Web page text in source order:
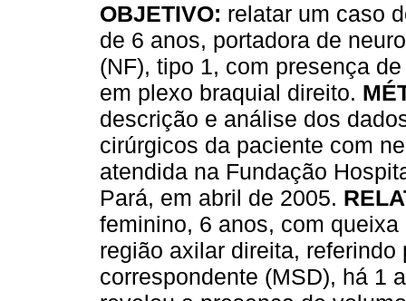
OBJETIVO: relatar um caso
de 6 anos, portadora de
(NF), tipo 1, com presença
em plexo braquial direito.
descrição e análise dos
cirúrgicos da paciente com
atendida na Fundação
Pará, em abril de 2005.
feminino, 6 anos, com
região axilar direita,
correspondente (MSD), há 1